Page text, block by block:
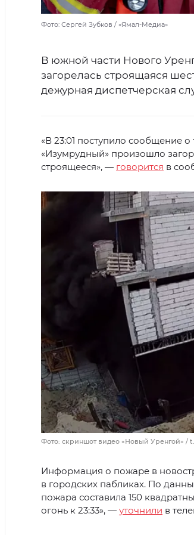
Фото: Сергей Зубков / «Ямал-Медиа»
В южной части Нового
загорелась строящаяся
дежурная диспетчерская
«В 23:01 поступило сообщение
«Изумрудный» произошло
строящееся», — говорится в
Фото: скриншот видео «Новый Уренгой» /
Информация о пожаре в
в городских пабликах. По
пожара составила 150
огонь к 23:33», — уточнили в